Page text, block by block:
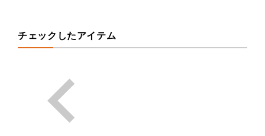
チェックしたアイテム